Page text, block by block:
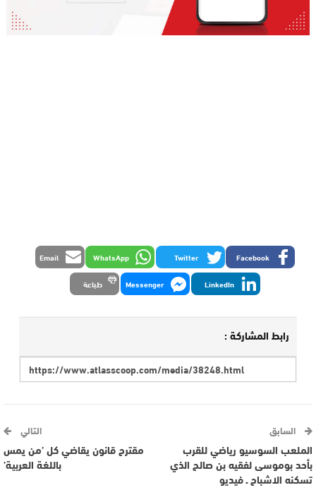
Facebook
Twitter
WhatsApp
Email
LinkedIn
Messenger طباعة
رابط المشاركة :
السابق
الملعب السوسيو رياضي للقرب
بأحد بوموسى لفقيه بن صالح الذي
تسكنه الاشباح ـ فيديو
التالي
مقترح قانون يقاضي كل ’من يمس
باللغة العربية’